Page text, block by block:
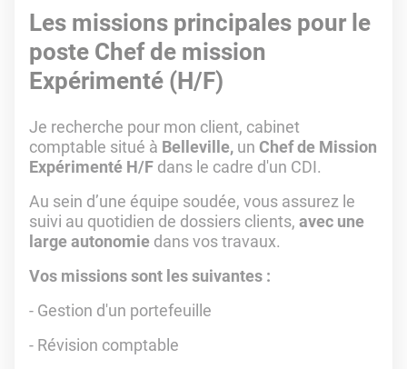
Les missions principales pour le
poste Chef de mission
Expérimenté (H/F)
Je recherche pour mon client, cabinet
comptable situé à Belleville, un Chef de Mission
Expérimenté H/F dans le cadre d'un CDI.
Au sein d’une équipe soudée, vous assurez le
suivi au quotidien de dossiers clients, avec une
large autonomie dans vos travaux.
Vos missions sont les suivantes :
- Gestion d'un portefeuille
- Révision comptable